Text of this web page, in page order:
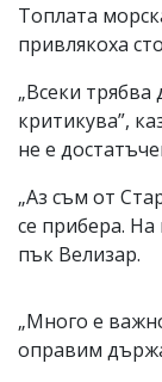
Топлата
привлякоха
„Всеки трябва
критикува”,
не е
„Аз съм от
се прибера.
пък Велизар.
„Много е
оправим